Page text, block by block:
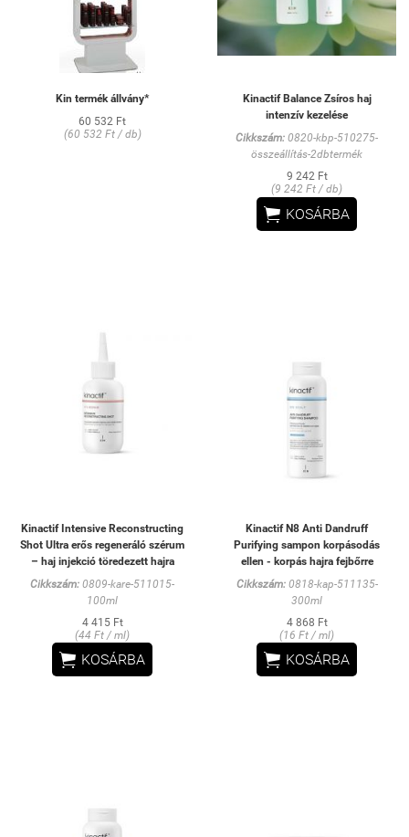
Kin termék állvány*
60 532 Ft
(60 532 Ft / db)
Kinactif Balance Zsíros haj
intenzív kezelése
Cikkszám: 0820-kbp-510275-
összeállítás-2dbtermék
9 242 Ft
(9 242 Ft / db)
 KOSÁRBA
Kinactif Intensive Reconstructing
Shot Ultra erős regeneráló szérum
– haj injekció töredezett hajra
Cikkszám: 0809-kare-511015-
100ml
4 415 Ft
(44 Ft / ml)
 KOSÁRBA
Kinactif N8 Anti Dandruff
Purifying sampon korpásodás
ellen - korpás hajra fejbőrre
Cikkszám:0818-kap-511135-
300ml
4 868 Ft
(16 Ft / ml)
 KOSÁRBA